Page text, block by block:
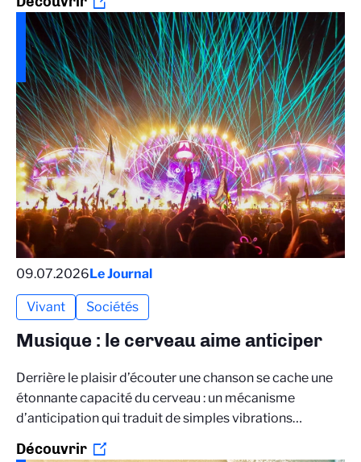
09.07.2026Le Journal
Vivant Sociétés
Musique : le cerveau aime anticiper
Derrière le plaisir d’écouter une chanson se cache une
étonnante capacité du cerveau : un mécanisme
d’anticipation qui traduit de simples vibrations…
Découvrir